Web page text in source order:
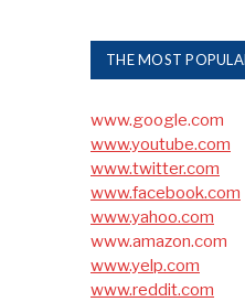
THE MOST
www.google.com
www.youtube.com
www.twitter.com
www.facebook.com
www.yahoo.com
www.amazon.com
www.yelp.com
www.reddit.com